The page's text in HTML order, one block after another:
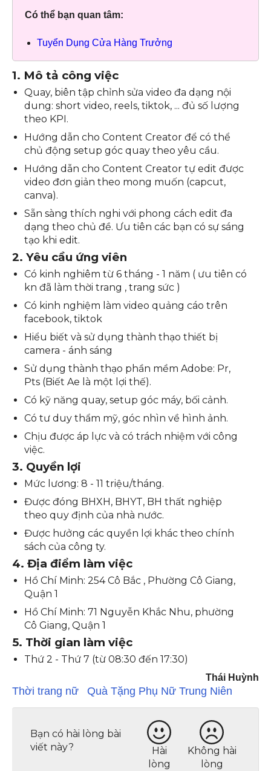
Có thể bạn quan tâm:
Tuyển Dụng Cửa Hàng Trưởng
1. Mô tả công việc
Quay, biên tập chỉnh sửa video đa dạng nội
dung: short video, reels, tiktok, ... đủ số lượng
theo KPI.
Hướng dẫn cho Content Creator để có thể
chủ động setup góc quay theo yêu cầu.
Hướng dẫn cho Content Creator tự edit được
video đơn giản theo mong muốn (capcut,
canva).
Sẵn sàng thích nghi với phong cách edit đa
dạng theo chủ đề. Ưu tiên các bạn có sự sáng
tạo khi edit.
2. Yêu cầu ứng viên
Có kinh nghiêm từ 6 tháng - 1 năm ( ưu tiên có
kn đã làm thời trang , trang sức )
Có kinh nghiệm làm video quảng cáo trên
facebook, tiktok
Hiểu biết và sử dụng thành thạo thiết bị
camera - ánh sáng
Sử dụng thành thạo phần mềm Adobe: Pr,
Pts (Biết Ae là một lợi thế).
Có kỹ năng quay, setup góc máy, bối cảnh.
Có tư duy thẩm mỹ, góc nhìn về hình ảnh.
Chịu được áp lực và có trách nhiệm với công
việc.
3. Quyền lợi
Mức lương: 8 - 11 triệu/tháng.
Được đóng BHXH, BHYT, BH thất nghiệp
theo quy định của nhà nước.
Được hưởng các quyền lợi khác theo chính
sách của công ty.
4. Địa điểm làm việc
Hồ Chí Minh: 254 Cô Bắc , Phường Cô Giang,
Quận 1
Hồ Chí Minh: 71 Nguyễn Khắc Nhu, phường
Cô Giang, Quận 1
5. Thời gian làm việc
Thứ 2 - Thứ 7 (từ 08:30 đến 17:30)
Thái Huỳnh
Thời trang nữ Quà Tặng Phụ Nữ Trung Niên
Bạn có hài lòng bài
viết này?
Hài
lòng
Không hài
lòng